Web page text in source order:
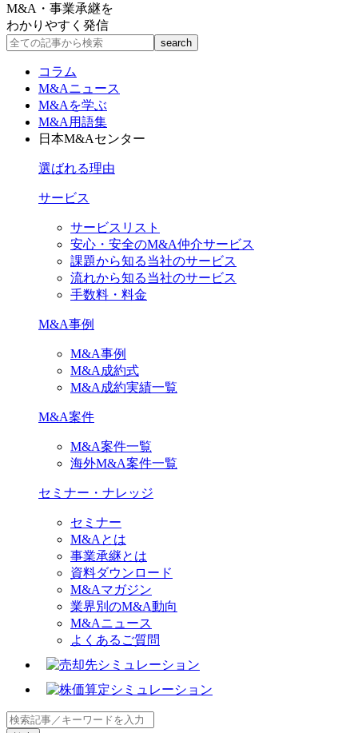
M&A・事業承継を
わかりやすく発信
コラム
M&Aニュース
M&Aを学ぶ
M&A用語集
日本M&Aセンター
選ばれる理由
サービス
サービスリスト
安心・安全のM&A仲介サービス
課題から知る当社のサービス
流れから知る当社のサービス
手数料・料金
M&A事例
M&A事例
M&A成約式
M&A成約実績一覧
M&A案件
M&A案件一覧
海外M&A案件一覧
セミナー・ナレッジ
セミナー
M&Aとは
事業承継とは
資料ダウンロード
M&Aマガジン
業界別のM&A動向
M&Aニュース
よくあるご質問